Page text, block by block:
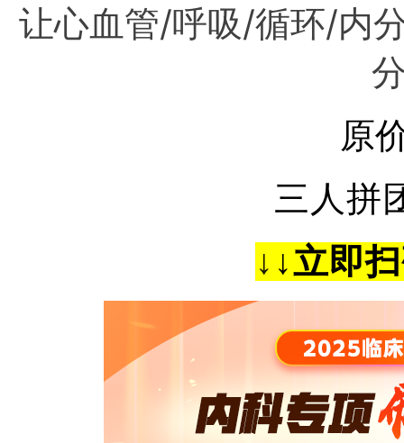
让心血管/呼吸/循环/内
原
三人拼
↓ ↓立即